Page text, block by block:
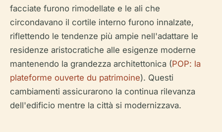
facciate furono rimodellate e le ali che
circondavano il cortile interno furono innalzate,
riflettendo le tendenze più ampie nell'adattare le
residenze aristocratiche alle esigenze moderne
mantenendo la grandezza architettonica (POP: la
plateforme ouverte du patrimoine). Questi
cambiamenti assicurarono la continua rilevanza
dell'edificio mentre la città si modernizzava.